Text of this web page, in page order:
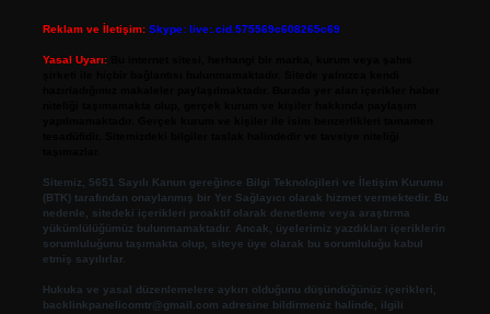
Reklam ve İletişim: Skype: live:.cid.575569c608265c69
Yasal Uyarı:
Sitemiz, 5651 Sayılı Kanun gereğince Bilgi Teknolojileri ve İletişim Kurumu
(BTK) tarafından onaylanmış bir Yer Sağlayıcı olarak hizmet vermektedir. Bu
nedenle, sitedeki içerikleri proaktif olarak denetleme veya araştırma
yükümlülüğümüz bulunmamaktadır. Ancak, üyelerimiz yazdıkları içeriklerin
sorumluluğunu taşımakta olup, siteye üye olarak bu sorumluluğu kabul
etmiş sayılırlar.
Hukuka ve yasal düzenlemelere aykırı olduğunu düşündüğünüz içerikleri,
backlinkpanelicomtr@gmail.com adresine bildirmeniz halinde, ilgili